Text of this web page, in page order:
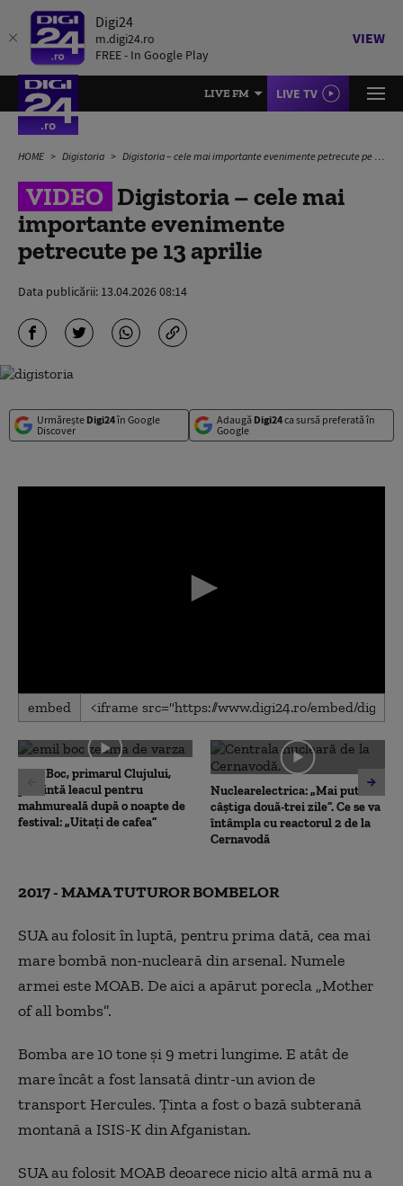
Digi24
m.digi24.ro
FREE - In Google Play
VIEW
LIVE FM LIVE TV
HOME Digistoria Digistoria – cele mai importante evenimente petrecute pe 13 aprilie
VIDEO Digistoria – cele mai
importante evenimente
petrecute pe 13 aprilie
Data publicării: 13.04.2026 08:14
Urmărește Digi24în Google
Discover
Adaugă Digi24ca sursă preferată în
Google
0
seconds
0
seconds
embed
Emil Boc, primarul Clujului,
prezintă leacul pentru
mahmureală după o noapte de
festival: „Uitați de cafea”
Nuclearelectrica: „Mai putem
câștiga două-trei zile”. Ce se va
întâmpla cu reactorul 2 de la
Cernavodă
2017 - MAMA TUTUROR BOMBELOR
SUA au folosit în luptă, pentru prima dată, cea mai
mare bombă non-nucleară din arsenal. Numele
armei este MOAB. De aici a apărut porecla „Mother
of all bombs”.
Bomba are 10 tone și 9 metri lungime. E atât de
mare încât a fost lansată dintr-un avion de
transport Hercules. Ținta a fost o bază subterană
montană a ISIS-K din Afganistan.
SUA au folosit MOAB deoarece nicio altă armă nu a